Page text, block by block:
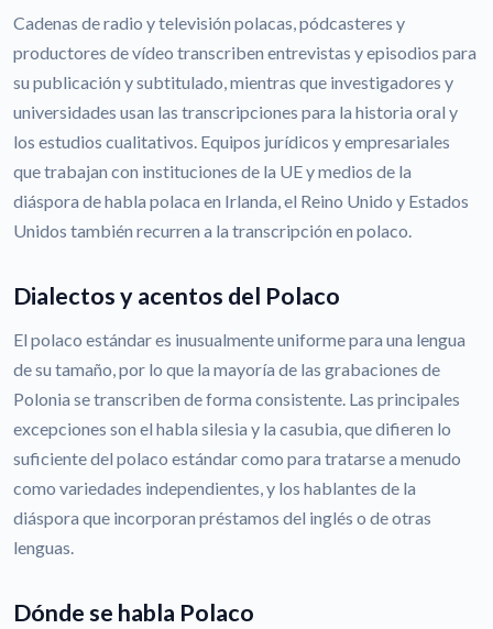
Cadenas de radio y televisión polacas, pódcasteres y
productores de vídeo transcriben entrevistas y episodios para
su publicación y subtitulado, mientras que investigadores y
universidades usan las transcripciones para la historia oral y
los estudios cualitativos. Equipos jurídicos y empresariales
que trabajan con instituciones de la UE y medios de la
diáspora de habla polaca en Irlanda, el Reino Unido y Estados
Unidos también recurren a la transcripción en polaco.
Dialectos y acentos del Polaco
El polaco estándar es inusualmente uniforme para una lengua
de su tamaño, por lo que la mayoría de las grabaciones de
Polonia se transcriben de forma consistente. Las principales
excepciones son el habla silesia y la casubia, que difieren lo
suficiente del polaco estándar como para tratarse a menudo
como variedades independientes, y los hablantes de la
diáspora que incorporan préstamos del inglés o de otras
lenguas.
Dónde se habla Polaco